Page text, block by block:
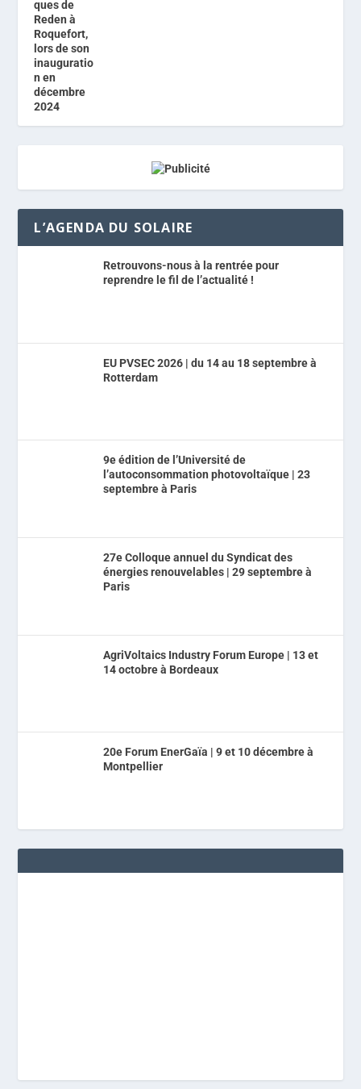
L’AGENDA DU SOLAIRE
Retrouvons-nous à la rentrée pour
reprendre le fil de l’actualité !
EU PVSEC 2026 | du 14 au 18 septembre à
Rotterdam
9e édition de l’Université de
l’autoconsommation photovoltaïque | 23
septembre à Paris
27e Colloque annuel du Syndicat des
énergies renouvelables | 29 septembre à
Paris
AgriVoltaics Industry Forum Europe | 13 et
14 octobre à Bordeaux
20e Forum EnerGaïa | 9 et 10 décembre à
Montpellier